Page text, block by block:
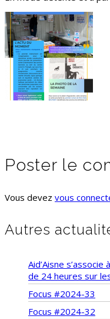
Poster le
Vous devez vous
Autres
Aid’Aisne
de 24 heures sur
Focus #2024-33
Focus #2024-32